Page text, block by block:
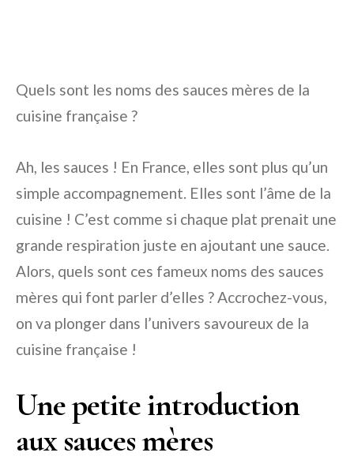
Quels sont les noms des sauces mères de la
cuisine française ?
Ah, les sauces ! En France, elles sont plus qu’un
simple accompagnement. Elles sont l’âme de la
cuisine ! C’est comme si chaque plat prenait une
grande respiration juste en ajoutant une sauce.
Alors, quels sont ces fameux noms des sauces
mères qui font parler d’elles ? Accrochez-vous,
on va plonger dans l’univers savoureux de la
cuisine française !
Une petite introduction
aux sauces mères